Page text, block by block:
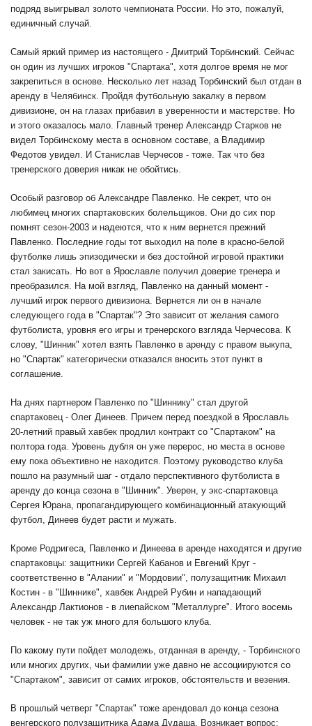
подряд выигрывал золото чемпионата России. Но это, пожалуй,
единичный случай.
Самый яркий пример из настоящего - Дмитрий Торбинский. Сейчас
он один из лучших игроков "Спартака", хотя долгое время не мог
закрепиться в основе. Несколько лет назад Торбинский был отдан в
аренду в Челябинск. Пройдя футбольную закалку в первом
дивизионе, он на глазах прибавил в уверенности и мастерстве. Но
и этого оказалось мало. Главный тренер Александр Старков не
видел Торбинскому места в основном составе, а Владимир
Федотов увидел. И Станислав Черчесов - тоже. Так что без
тренерского доверия никак не обойтись.
Особый разговор об Александре Павленко. Не секрет, что он
любимец многих спартаковских болельщиков. Они до сих пор
помнят сезон-2003 и надеются, что к ним вернется прежний
Павленко. Последние годы тот выходил на поле в красно-белой
футболке лишь эпизодически и без достойной игровой практики
стал закисать. Но вот в Ярославле получил доверие тренера и
преобразился. На мой взгляд, Павленко на данный момент -
лучший игрок первого дивизиона. Вернется ли он в начале
следующего года в "Спартак"? Это зависит от желания самого
футболиста, уровня его игры и тренерского взгляда Черчесова. К
слову, "Шинник" хотел взять Павленко в аренду с правом выкупа,
но "Спартак" категорически отказался вносить этот пункт в
соглашение.
На днях партнером Павленко по "Шиннику" стал другой
спартаковец - Олег Динеев. Причем перед поездкой в Ярославль
20-летний правый хавбек продлил контракт со "Спартаком" на
полтора года. Уровень дубля он уже перерос, но места в основе
ему пока объективно не находится. Поэтому руководство клуба
пошло на разумный шаг - отдало перспективного футболиста в
аренду до конца сезона в "Шинник". Уверен, у экс-спартаковца
Сергея Юрана, пропагандирующего комбинационный атакующий
футбол, Динеев будет расти и мужать.
Кроме Родригеса, Павленко и Динеева в аренде находятся и другие
спартаковцы: защитники Сергей Кабанов и Евгений Круг -
соответственно в "Алании" и "Мордовии", полузащитник Михаил
Костин - в "Шиннике", хавбек Андрей Рубин и нападающий
Александр Лактионов - в лиепайском "Металлурге". Итого восемь
человек - не так уж много для большого клуба.
По какому пути пойдет молодежь, отданная в аренду, - Торбинского
или многих других, чьи фамилии уже давно не ассоциируются со
"Спартаком", зависит от самих игроков, обстоятельств и везения.
В прошлый четверг "Спартак" тоже арендовал до конца сезона
венгерского полузащитника Адама Дудаша. Возникает вопрос: